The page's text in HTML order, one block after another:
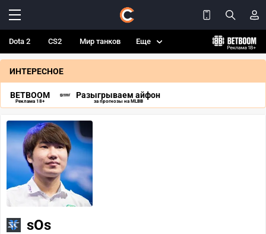
Dota 2 CS2 Мир танков Еще
ИНТЕРЕСНОЕ
BETBOOM
Реклама 18+
Разыгрываем айфон
за прогнозы на MLBB
sOs